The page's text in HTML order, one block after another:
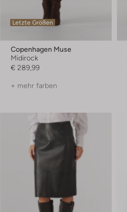
Letzte Größen
Copenhagen Muse
Midirock
€ 289,99
+ mehr farben